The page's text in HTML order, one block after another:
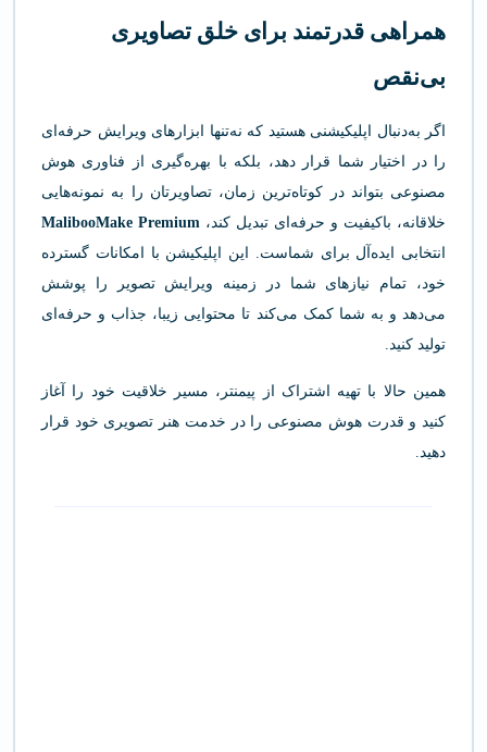
همراهی قدرتمند برای خلق تصاویری
بی‌نقص
اگر به‌دنبال اپلیکیشنی هستید که نه‌تنها ابزارهای ویرایش حرفه‌ای
را در اختیار شما قرار دهد، بلکه با بهره‌گیری از فناوری هوش
مصنوعی بتواند در کوتاه‌ترین زمان، تصاویرتان را به نمونه‌هایی
خلاقانه، باکیفیت و حرفه‌ای تبدیل کند، MalibooMake Premium
انتخابی ایده‌آل برای شماست. این اپلیکیشن با امکانات گسترده
خود، تمام نیازهای شما در زمینه ویرایش تصویر را پوشش
می‌دهد و به شما کمک می‌کند تا محتوایی زیبا، جذاب و حرفه‌ای
تولید کنید.
همین حالا با تهیه اشتراک از پیمنتر، مسیر خلاقیت خود را آغاز
کنید و قدرت هوش مصنوعی را در خدمت هنر تصویری خود قرار
دهید.